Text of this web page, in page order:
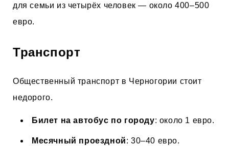
для семьи из четырёх человек — около 400–500
евро.
Транспорт
Общественный транспорт в Черногории стоит
недорого.
Билет на автобус по городу: около 1 евро.
Месячный проездной: 30–40 евро.